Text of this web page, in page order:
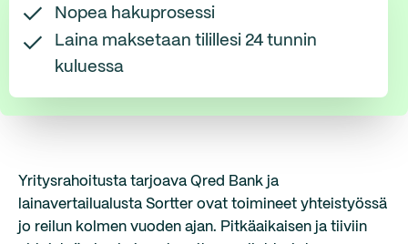
Nopea hakuprosessi
Laina maksetaan tilillesi 24 tunnin
kuluessa
Yritysrahoitusta tarjoava Qred Bank ja
lainavertailualusta Sortter ovat toimineet yhteistyössä
jo reilun kolmen vuoden ajan. Pitkäaikaisen ja tiiviin